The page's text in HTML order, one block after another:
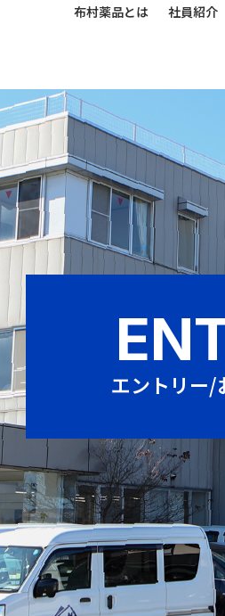
布村薬品とは 社員紹介
エントリー/